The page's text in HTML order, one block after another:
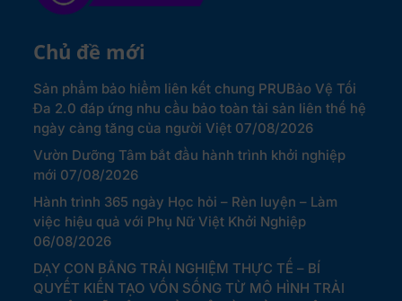
Chủ đề mới
Sản phẩm bảo hiểm liên kết chung PRUBảo Vệ Tối
Đa 2.0 đáp ứng nhu cầu bảo toàn tài sản liên thế hệ
ngày càng tăng của người Việt 07/08/2026
Vườn Dưỡng Tâm bắt đầu hành trình khởi nghiệp
mới 07/08/2026
Hành trình 365 ngày Học hỏi – Rèn luyện – Làm
việc hiệu quả với Phụ Nữ Việt Khởi Nghiệp
06/08/2026
DẠY CON BẰNG TRẢI NGHIỆM THỰC TẾ – BÍ
QUYẾT KIẾN TẠO VỐN SỐNG TỪ MÔ HÌNH TRẢI